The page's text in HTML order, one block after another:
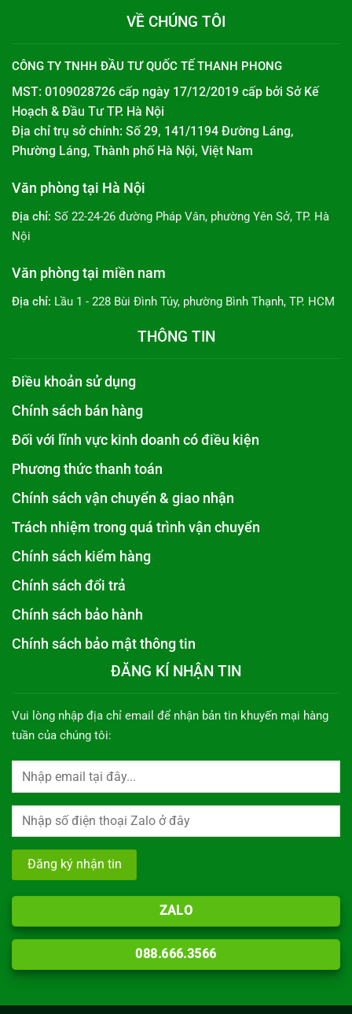
VỀ CHÚNG TÔI
CÔNG TY TNHH ĐẦU TƯ QUỐC TẾ THANH PHONG
MST: 0109028726 cấp ngày 17/12/2019 cấp bởi Sở Kế
Hoạch & Đầu Tư TP. Hà Nội
Địa chỉ trụ sở chính: Số 29, 141/1194 Đường Láng,
Phường Láng, Thành phố Hà Nội, Việt Nam
Văn phòng tại Hà Nội
Địa chỉ: Số 22-24-26 đường Pháp Vân, phường Yên Sở, TP. Hà
Nội
Văn phòng tại miền nam
Địa chỉ: Lầu 1 - 228 Bùi Đình Túy, phường Bình Thạnh, TP. HCM
THÔNG TIN
Điều khoản sử dụng
Chính sách bán hàng
Đối với lĩnh vực kinh doanh có điều kiện
Phương thức thanh toán
Chính sách vận chuyển & giao nhận
Trách nhiệm trong quá trình vận chuyển
Chính sách kiểm hàng
Chính sách đổi trả
Chính sách bảo hành
Chính sách bảo mật thông tin
ĐĂNG KÍ NHẬN TIN
Vui lòng nhập địa chỉ email để nhận bản tin khuyến mại hàng
tuần của chúng tôi:
ZALO
088.666.3566